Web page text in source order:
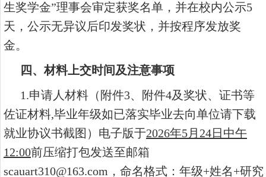
生奖学金”理事会审定获奖名单，并在校内公示5
天，公示无异议后印发奖状，并按程序发放奖
金。
四、材料上交时间及注意事项
1.申请人材料（附件3、附件4及奖状、证书等
佐证材料,毕业年级如已落实毕业去向单位请下载
就业协议书截图）电子版于2026年5月24日中午
12:00前压缩打包发送至邮箱
scauart310@163.com，命名格式：年级+姓名+研究